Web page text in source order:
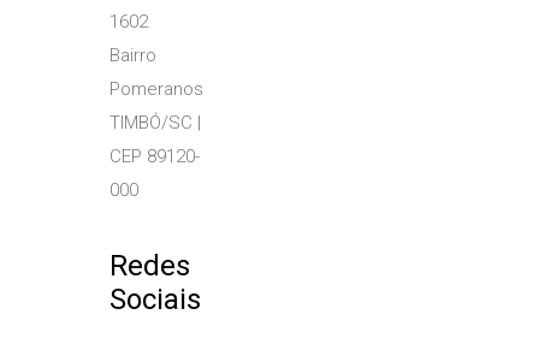
1602
Bairro
Pomeranos
TIMBÓ/SC |
CEP 89120-
000
Redes
Sociais